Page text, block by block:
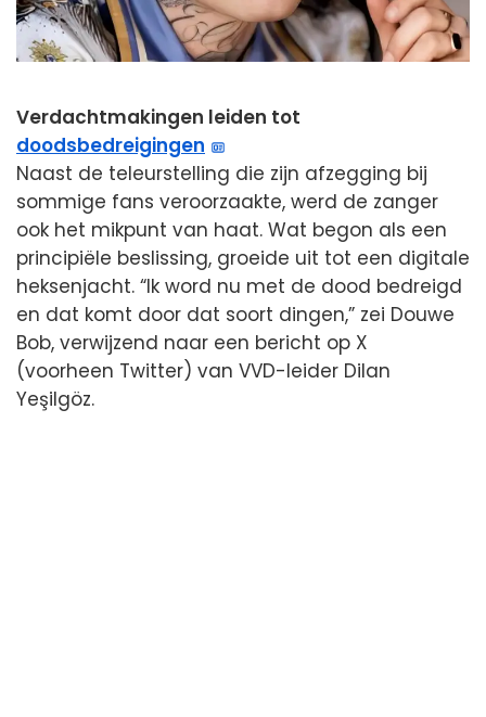
Verdachtmakingen leiden tot
doodsbedreigingen
Naast de teleurstelling die zijn afzegging bij
sommige fans veroorzaakte, werd de zanger
ook het mikpunt van haat. Wat begon als een
principiële beslissing, groeide uit tot een digitale
heksenjacht. “Ik word nu met de dood bedreigd
en dat komt door dat soort dingen,” zei Douwe
Bob, verwijzend naar een bericht op X
(voorheen Twitter) van VVD-leider Dilan
Yeşilgöz.